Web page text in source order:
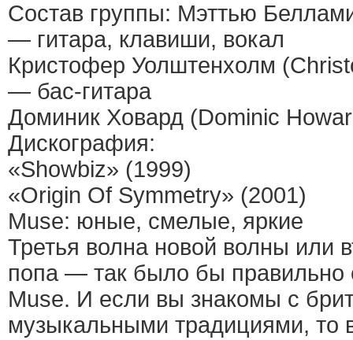
Состав группы: Мэттью
— гитара, клавиши, вокал
Кристофер Уолштенхолм
— бас-гитара
Доминик Ховард (Dominic
Дискография:
«Showbiz» (1999)
«Origin Of Symmetry» (2001)
Muse: юные, смелые, яркие
Третья волна новой волны или
попа — так было бы правильно
Muse. И если вы знакомы с
музыкальными традициями, то